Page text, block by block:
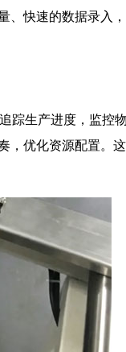
、快速的数据录入
踪生产进度，监控
，优化资源配置。